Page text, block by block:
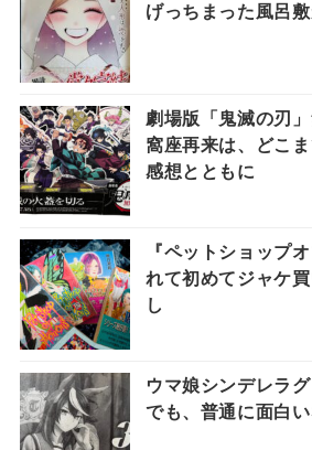
げっちまった風呂敷
劇場版「鬼滅の刃
窩座再来は、どこ
感想とともに
『ペットショップ
れて初めてジャケ
し
ウマ娘シンデレラ
でも、普通に面白い